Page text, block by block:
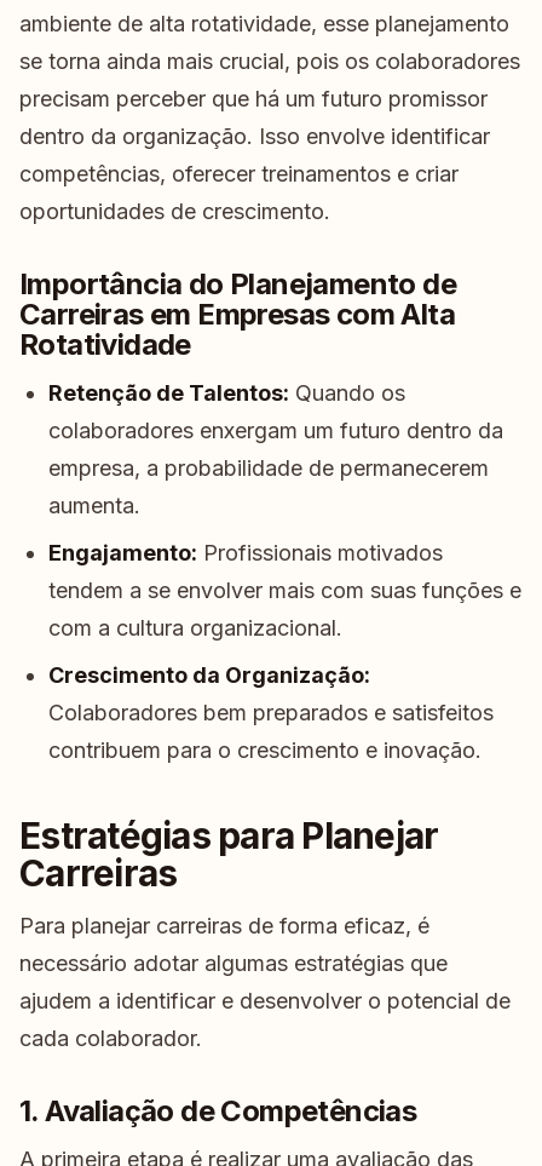
ambiente de alta rotatividade, esse planejamento
se torna ainda mais crucial, pois os colaboradores
precisam perceber que há um futuro promissor
dentro da organização. Isso envolve identificar
competências, oferecer treinamentos e criar
oportunidades de crescimento.
Importância do Planejamento de
Carreiras em Empresas com Alta
Rotatividade
Retenção de Talentos: Quando os
colaboradores enxergam um futuro dentro da
empresa, a probabilidade de permanecerem
aumenta.
Engajamento: Profissionais motivados
tendem a se envolver mais com suas funções e
com a cultura organizacional.
Crescimento da Organização:
Colaboradores bem preparados e satisfeitos
contribuem para o crescimento e inovação.
Estratégias para Planejar
Carreiras
Para planejar carreiras de forma eficaz, é
necessário adotar algumas estratégias que
ajudem a identificar e desenvolver o potencial de
cada colaborador.
1. Avaliação de Competências
A primeira etapa é realizar uma avaliação das